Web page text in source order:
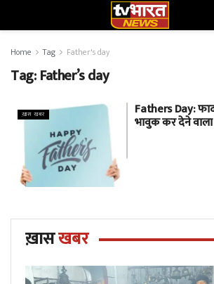
Home Tag Father's day
Tag:Father’s day
ख़ास खबर Fathers Day:
भावुक कर देने वाला
ख़ासखबर